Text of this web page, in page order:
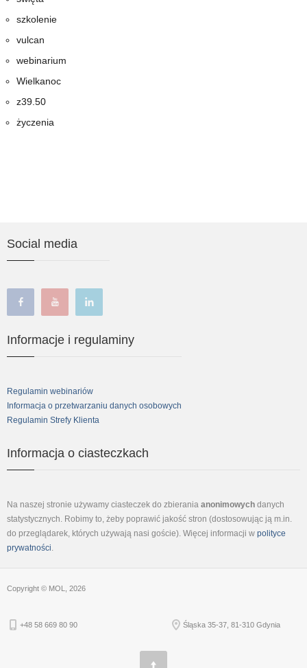
szkolenie
vulcan
webinarium
Wielkanoc
z39.50
życzenia
Social media
Informacje i regulaminy
Regulamin webinariów
Informacja o przetwarzaniu danych osobowych
Regulamin Strefy Klienta
Informacja o ciasteczkach
Na naszej stronie używamy ciasteczek do zbierania anonimowych danych
statystycznych. Robimy to, żeby poprawić jakość stron (dostosowując ją m.in.
do przeglądarek, których używają nasi goście). Więcej informacji w polityce
prywatności
Copyright © MOL, 2026
+48 58 669 80 90 Śląska 35-37, 81-310 Gdynia